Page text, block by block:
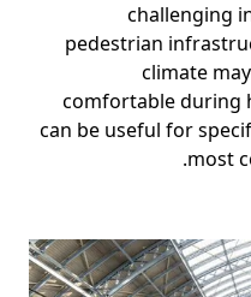
challenging
pedestrian
climate
comfortable during
can be useful for
most